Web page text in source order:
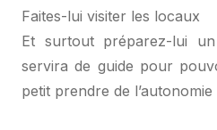
Faites-lui visiter les locaux
Et surtout préparez-lui
servira de guide pour
petit prendre de l’autonomie